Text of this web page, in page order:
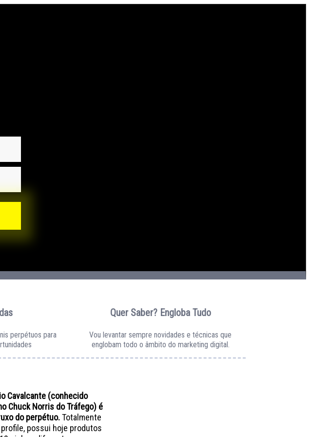
perpétuos para
Quer Saber? Engloba Tudo
Vou levantar sempre novidades e técnicas que
englobam todo o âmbito do marketing digital.
Cavalcante (conhecido
Chuck Norris do Tráfego) é
do perpétuo.Totalmente
profile, possui hoje produtos